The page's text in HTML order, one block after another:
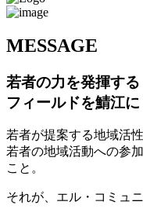
MESSAGE
若者の力を発揮する
フィールドを鯖江に
若者が提案する地域活
若者の地域活動への参
こと。
それが、エル・コミュ